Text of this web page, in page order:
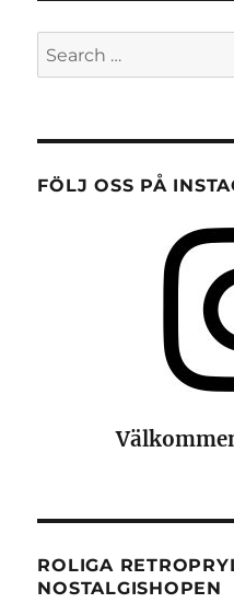
Search
for:
FÖLJ OSS PÅ
ROLIGA
NOSTALGISHOPEN